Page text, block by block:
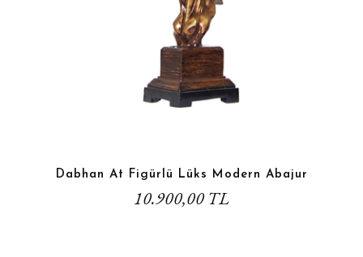
Dabhan At Figürlü Lüks Modern Abajur
10.900,00 TL